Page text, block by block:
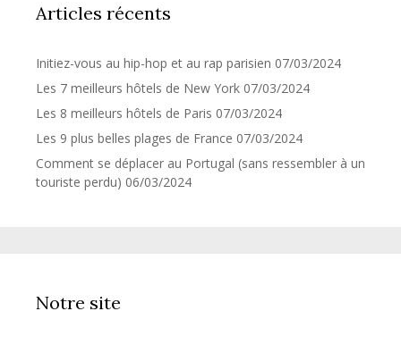
Articles récents
Initiez-vous au hip-hop et au rap parisien 07/03/2024
Les 7 meilleurs hôtels de New York 07/03/2024
Les 8 meilleurs hôtels de Paris 07/03/2024
Les 9 plus belles plages de France 07/03/2024
Comment se déplacer au Portugal (sans ressembler à un
touriste perdu) 06/03/2024
Notre site